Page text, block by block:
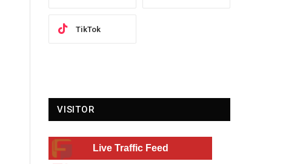
TikTok
VISITOR
Live Traffic Feed